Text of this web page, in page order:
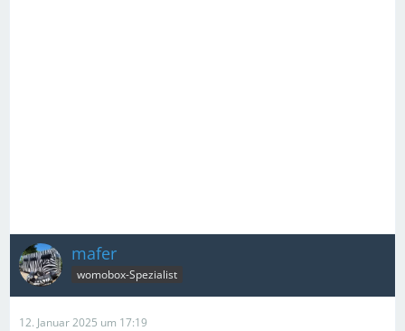
mafer
womobox-Spezialist
12. Januar 2025 um 17:19